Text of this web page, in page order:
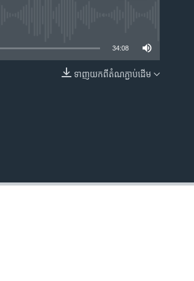
EMBED
34:08
ទាញ​យក​ពី​តំណភ្ជាប់​ដើម